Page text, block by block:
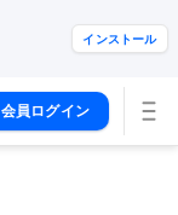
インストール
会員ログイン